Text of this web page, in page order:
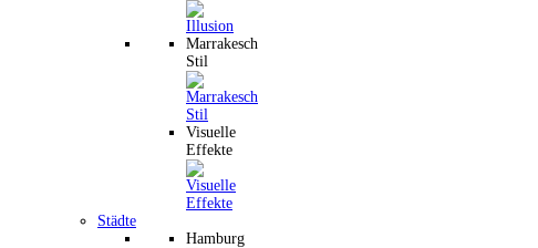
Marrakesch
Stil
Visuelle
Effekte
Städte
Hamburg